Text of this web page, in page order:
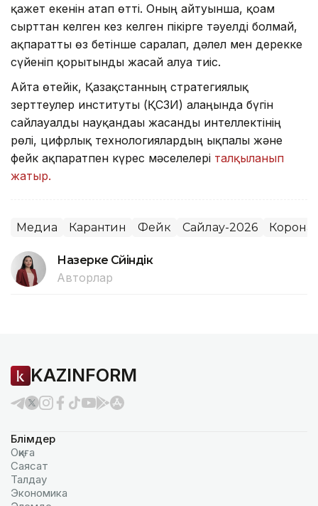
қажет екенін атап өтті. Оның айтуынша, қоғам
сырттан келген кез келген пікірге тәуелді болмай,
ақпаратты өз бетінше саралап, дәлел мен дерекке
сүйеніп қорытынды жасай алуға тиіс.
Айта өтейік, Қазақстанның стратегиялық
зерттеулер институты (ҚСЗИ) алаңында бүгін
сайлауалды науқандағы жасанды интеллектінің
рөлі, цифрлық технологиялардың ықпалы және
фейк ақпаратпен күрес мәселелері талқыланып
жатыр.
Медиа Карантин Фейк Сайлау-2026
Назерке Сүйіндік
Авторлар
KAZINFORM
Бөлімдер
Оқиға
Саясат
Талдау
Экономика